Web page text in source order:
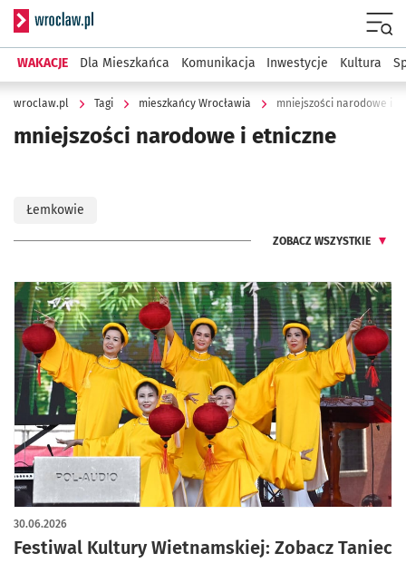
Serwis informacyjny wroclaw.pl
WAKACJE Dla Mieszkańca Komunikacja Inwestycje Kultura
wroclaw.pl Tagi mieszkańcy Wrocławia mniejszości narodowe i
mniejszości narodowe i etniczne
Łemkowie
ZOBACZ WSZYSTKIE
Festiwal Kultury Wietnamskiej: Zobacz Taniec
30.06.2026